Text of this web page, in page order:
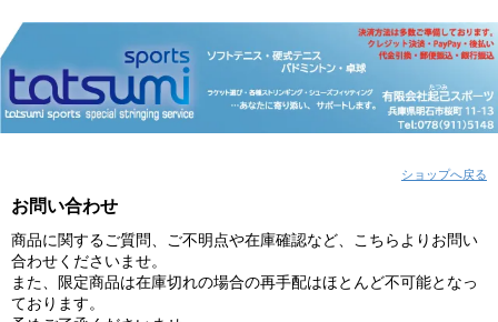
ショップへ戻る
お問い合わせ
商品に関するご質問、ご不明点や在庫確認など、こちらよりお問い
合わせくださいませ。
また、限定商品は在庫切れの場合の再手配はほとんど不可能となっ
ております。